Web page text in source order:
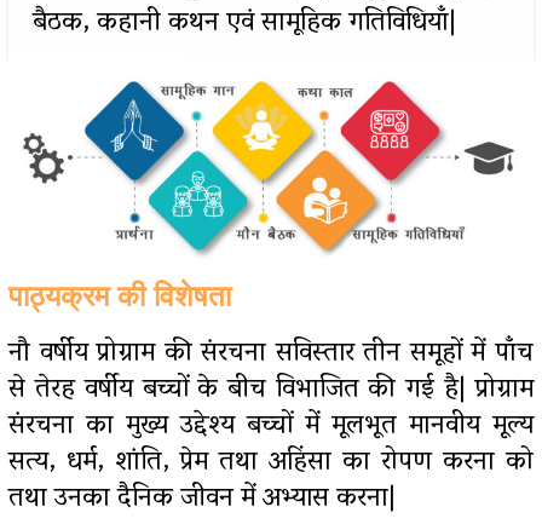
बैठक, कहानी कथन एवं सामूहिक गतिविधियाँ|
पाठ्यक्रम की विशेषता
नौ वर्षीय प्रोग्राम की संरचना सविस्तार तीन समूहों में पाँच
से तेरह वर्षीय बच्चों के बीच विभाजित की गई है| प्रोग्राम
संरचना का मुख्य उद्देश्य बच्चों में मूलभूत मानवीय मूल्य
सत्य, धर्म, शांति, प्रेम तथा अहिंसा का रोपण करना को
तथा उनका दैनिक जीवन में अभ्यास करना|